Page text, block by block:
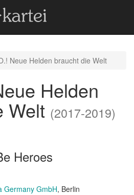
Neue Helden braucht die Welt
Helden
Welt (2017-2019)
Heroes
Germany GmbH, Berlin